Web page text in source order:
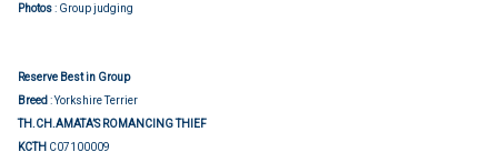
Photos: Group judging
Reserve Best in Group
Breed : Yorkshire Terrier
TH.CH.AMATA’S ROMANCING THIEF
KCTH C07100009